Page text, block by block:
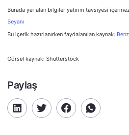
Burada yer alan bilgiler yatırım tavsiyesi
Beyanı
Bu içerik hazırlanırken faydalanılan kaynak:
Görsel kaynak: Shutterstock
Paylaş